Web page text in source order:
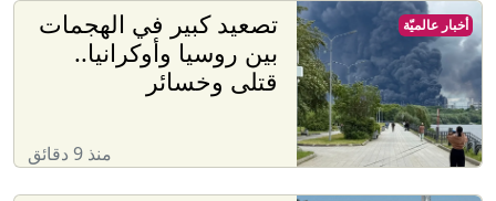
تصعيد كبير في الهجمات
بين روسيا وأوكرانيا..
قتلى وخسائر
منذ 9 دقائق
أخبار عالميّة